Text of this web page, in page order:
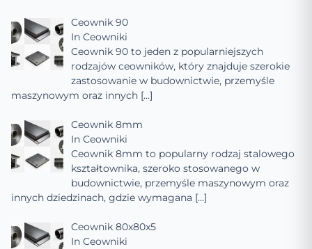
Ceownik 90
In Ceowniki
Ceownik 90 to jeden z popularniejszych
rodzajów ceowników, który znajduje szerokie
zastosowanie w budownictwie, przemyśle
maszynowym oraz innych […]
Ceownik 8mm
In Ceowniki
Ceownik 8mm to popularny rodzaj stalowego
kształtownika, szeroko stosowanego w
budownictwie, przemyśle maszynowym oraz
innych dziedzinach, gdzie wymagana […]
Ceownik 80x80x5
In Ceowniki